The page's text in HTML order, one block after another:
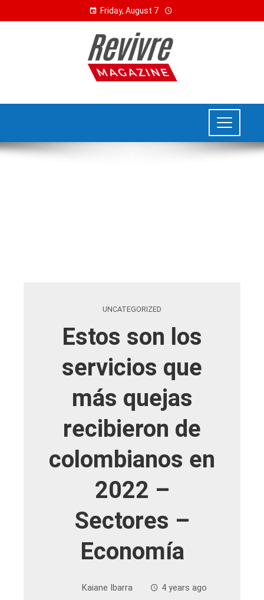
Friday, August 7
UNCATEGORIZED
Estos son los
servicios que
más quejas
recibieron de
colombianos en
2022 –
Sectores –
Economía
Kaiane Ibarra 4 years ago